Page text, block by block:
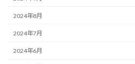
2024年8月
2024年7月
2024年6月